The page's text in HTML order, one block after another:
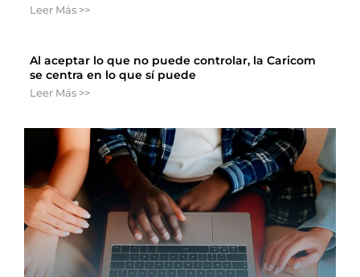
Leer Más >>
Al aceptar lo que no puede controlar, la Caricom
se centra en lo que sí puede
Leer Más >>